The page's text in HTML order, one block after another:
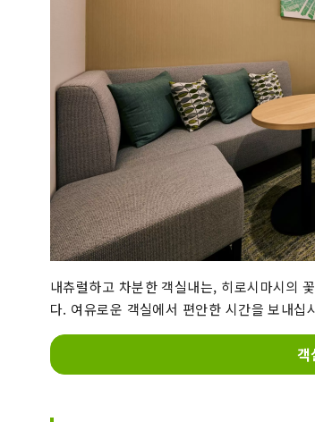
내츄럴하고 차분한 객실내는, 히로시마시의
다. 여유로운 객실에서 편안한 시간을 보내십
객